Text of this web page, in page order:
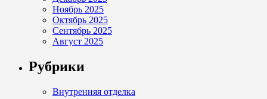
Ноябрь 2025
Октябрь 2025
Сентябрь 2025
Август 2025
Рубрики
Внутренняя отделка